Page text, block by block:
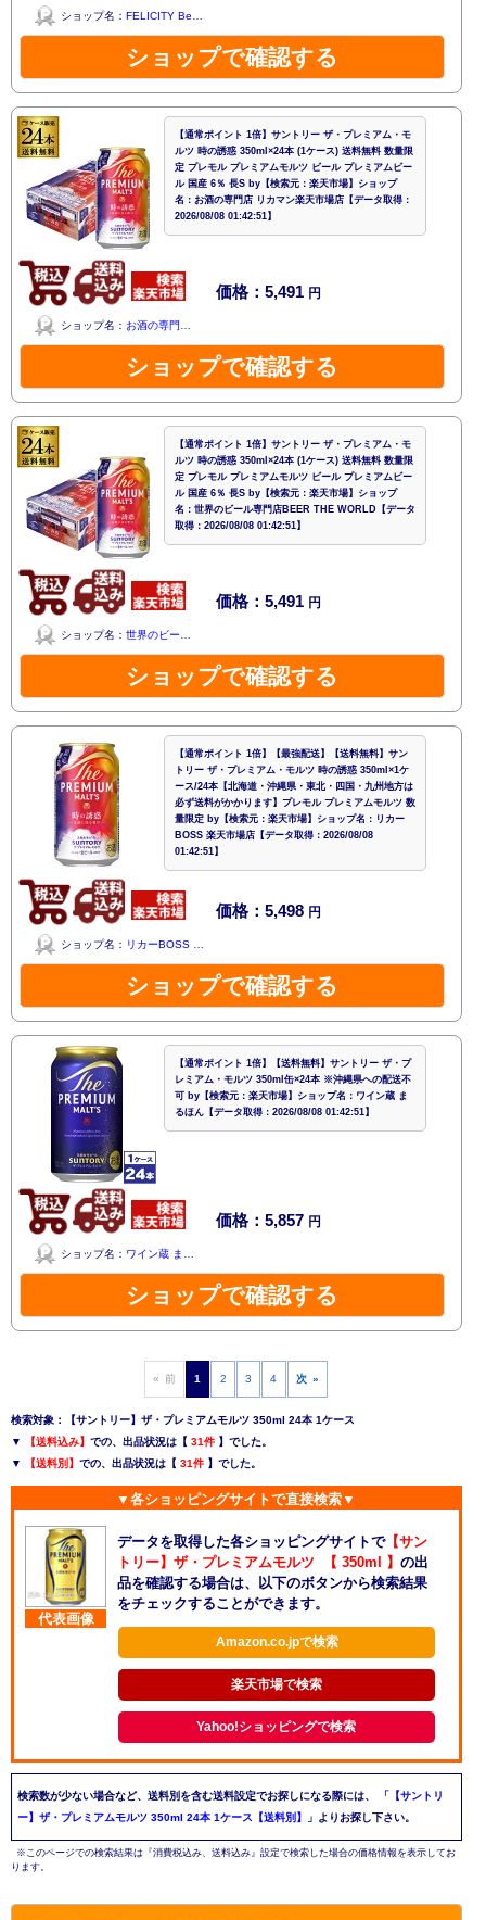
ショップ名： FELICITY Be…
ショップで確認する
【通常ポイント 1倍】サントリー ザ・プレミアム・モ
ルツ 時の誘惑 350ml×24本 (1ケース) 送料無料 数量限
定 プレモル プレミアムモルツ ビール プレミアムビー
ル 国産 6％ 長S by【検索元：楽天市場】ショップ
名：お酒の専門店 リカマン楽天市場店【データ取得：
2026/08/08 01:42:51】
価格：5,491 円
ショップ名： お酒の専門…
ショップで確認する
【通常ポイント 1倍】サントリー ザ・プレミアム・モ
ルツ 時の誘惑 350ml×24本 (1ケース) 送料無料 数量限
定 プレモル プレミアムモルツ ビール プレミアムビー
ル 国産 6％ 長S by【検索元：楽天市場】ショップ
名：世界のビール専門店BEER THE WORLD【データ
取得：2026/08/08 01:42:51】
価格：5,491 円
ショップ名： 世界のビー…
ショップで確認する
【通常ポイント 1倍】【最強配送】【送料無料】サン
トリー ザ・プレミアム・モルツ 時の誘惑 350ml×1ケ
ース/24本【北海道・沖縄県・東北・四国・九州地方は
必ず送料がかかります】プレモル プレミアムモルツ 数
量限定 by【検索元：楽天市場】ショップ名：リカー
BOSS 楽天市場店【データ取得：2026/08/08
01:42:51】
価格：5,498 円
ショップ名： リカーBOSS …
ショップで確認する
【通常ポイント 1倍】【送料無料】サントリー ザ・プ
レミアム・モルツ 350ml缶×24本 ※沖縄県への配送不
可 by【検索元：楽天市場】ショップ名：ワイン蔵 ま
るほん【データ取得：2026/08/08 01:42:51】
価格：5,857 円
ショップ名： ワイン蔵 ま…
ショップで確認する
« 前 1 2 3 4 次 »
検索対象：【サントリー】ザ・プレミアムモルツ 350ml 24本 1ケース
▼
【送料込み】 での、出品状況は【 31件 】でした。
▼
【送料別】 での、出品状況は【 31件 】でした。
▼各ショッピングサイトで直接検索▼
代表画像
データを取得した各ショッピングサイトで【サン
トリー】ザ・プレミアムモルツ 【 350ml 】 の出
品を確認する場合は、以下のボタンから検索結果
をチェックすることができます。
Amazon.co.jpで検索
楽天市場で検索
Yahoo!ショッピングで検索
検索数が少ない場合など、送料別を含む送料設定でお探しになる際には、 「 【サントリ
ー】ザ・プレミアムモルツ 350ml 24本 1ケース【送料別】
」よりお探し下さい。
※このページでの検索結果は『消費税込み、送料込み』設定で検索した場合の価格情報を表示してお
ります。